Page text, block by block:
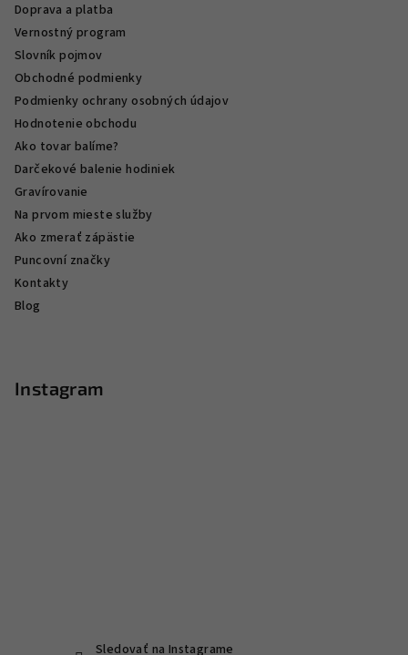
Doprava a platba
Vernostný program
Slovník pojmov
Obchodné podmienky
Podmienky ochrany osobných údajov
Hodnotenie obchodu
Ako tovar balíme?
Darčekové balenie hodiniek
Gravírovanie
Na prvom mieste služby
Ako zmerať zápästie
Puncovní značky
Kontakty
Blog
Instagram
Sledovať na Instagrame